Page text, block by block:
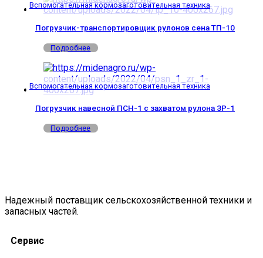
Вспомогательная кормозаготовительная техника
Погрузчик-транспортировщик рулонов сена ТП-10
Подробнее
Вспомогательная кормозаготовительная техника
Погрузчик навесной ПСН-1 с захватом рулона ЗР-1
Подробнее
Надежный поставщик сельскохозяйственной техники и
запасных частей.
Сервис